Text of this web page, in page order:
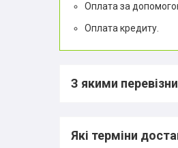
Оплата за
Оплата кредиту.
З якими
Які терміни